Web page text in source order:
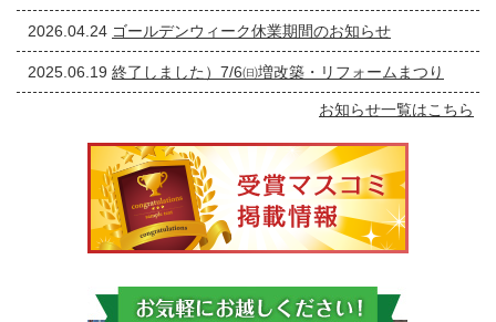
2026.04.24 ゴールデンウィーク休業期間のお知らせ
2025.06.19 終了しました）7/6㈰増改築・リフォームまつり
お知らせ一覧はこちら